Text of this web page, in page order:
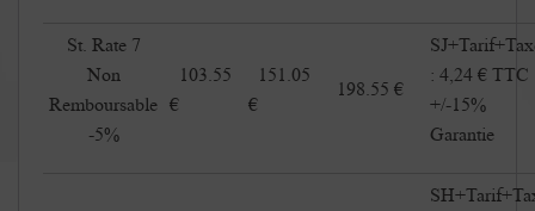
St. Rate 7
Non
Remboursable
-5%
103.55
€
151.05
€
198.55 €
: 4,24 € TTC
+/-15%
Garantie